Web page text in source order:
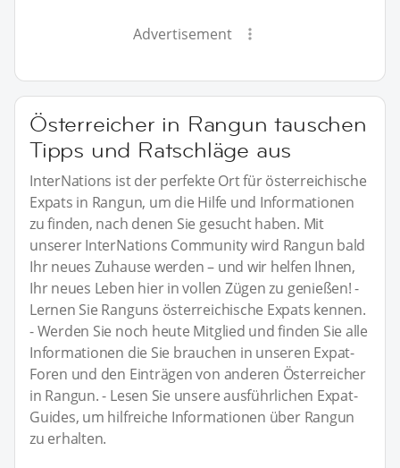
Advertisement
Österreicher in Rangun tauschen
Tipps und Ratschläge aus
InterNations ist der perfekte Ort für österreichische
Expats in Rangun, um die Hilfe und Informationen
zu finden, nach denen Sie gesucht haben. Mit
unserer InterNations Community wird Rangun bald
Ihr neues Zuhause werden – und wir helfen Ihnen,
Ihr neues Leben hier in vollen Zügen zu genießen! -
Lernen Sie Ranguns österreichische Expats kennen.
- Werden Sie noch heute Mitglied und finden Sie alle
Informationen die Sie brauchen in unseren Expat-
Foren und den Einträgen von anderen Österreicher
in Rangun. - Lesen Sie unsere ausführlichen Expat-
Guides, um hilfreiche Informationen über Rangun
zu erhalten.